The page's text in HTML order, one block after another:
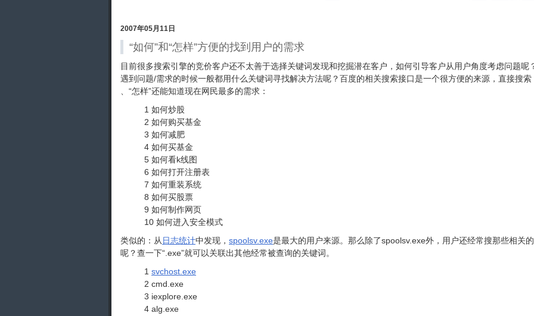
2007年05月11日
“如何”和“怎样”方便的找到用户的需求
目前很多搜索引擎的竞价客户还不太善于选择关键词发现和挖掘潜在客户，如何引导客户从用户角度考虑问题呢
遇到问题/需求的时候一般都用什么关键词寻找解决方法呢？百度的相关搜索接口是一个很方便的来源，直接搜索
、“怎样”还能知道现在网民最多的需求：
1 如何炒股
2 如何购买基金
3 如何减肥
4 如何买基金
5 如何看k线图
6 如何打开注册表
7 如何重装系统
8 如何买股票
9 如何制作网页
10 如何进入安全模式
类似的：从 日志统计中发现， spoolsv.exe是最大的用户来源。那么除了spoolsv.exe外，用户还经常搜那些相关
呢？查一下“.exe”就可以关联出其他经常被查询的关键词。
1 svchost.exe
2 cmd.exe
3 iexplore.exe
4 alg.exe